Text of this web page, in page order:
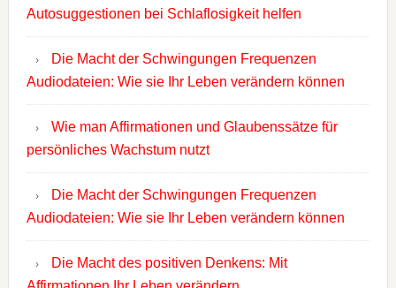
Autosuggestionen bei Schlaflosigkeit helfen
Die Macht der Schwingungen Frequenzen
Audiodateien: Wie sie Ihr Leben verändern können
Wie man Affirmationen und Glaubenssätze für
persönliches Wachstum nutzt
Die Macht der Schwingungen Frequenzen
Audiodateien: Wie sie Ihr Leben verändern können
Die Macht des positiven Denkens: Mit